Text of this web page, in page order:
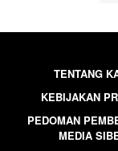
TENTANG
KEBIJAKAN
PEDOMAN
MEDIA